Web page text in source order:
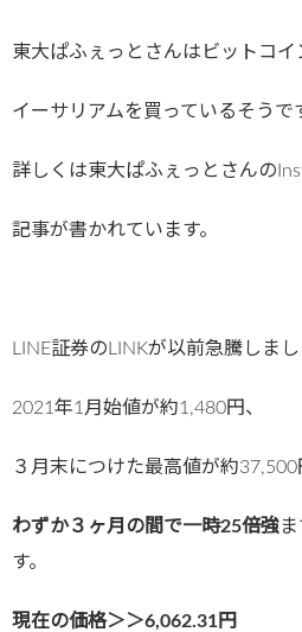
東大ぱふぇっとさんはビットコイ
イーサリアムを買っているそうで
詳しくは東大ぱふぇっとさんの
記事が書かれています。
LINE証券のLINKが以前急騰しまし
2021年1月始値が約1,480円、
３月末につけた最高値が約37,500
わずか３ヶ月の間で一時25倍強
す。
現在の価格＞＞6,062.31円